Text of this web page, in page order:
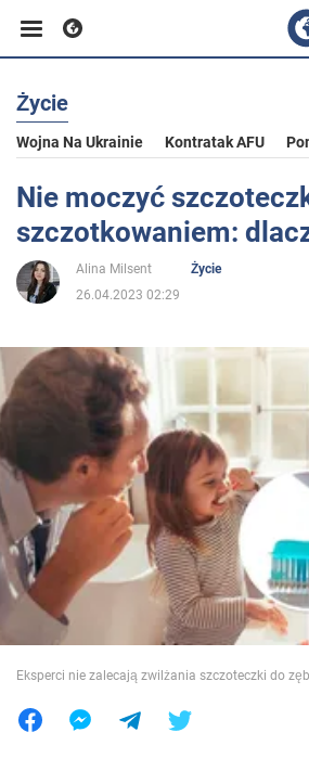
Biznes
Sport
Rozrywka
Polityka
Społeczeństwo
Wojna na Ukrainie
Świat
Jedzenie
Życie
Wojna Na Ukrainie Kontratak AFU
Nie moczyć
szczotkowaniem:
Alina Milsent
Życie
26.04.2023 02:29
Eksperci nie zalecają zwilżania szczoteczki do